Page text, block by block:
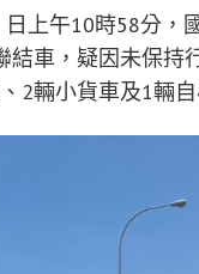
上午10時58分，
車，疑因未保持
2輛小貨車及1輛